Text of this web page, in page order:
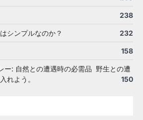
238
シンプルなのか？ 232
158
ー: 自然との遭遇時の必需品 野生との遭
れよう。
150